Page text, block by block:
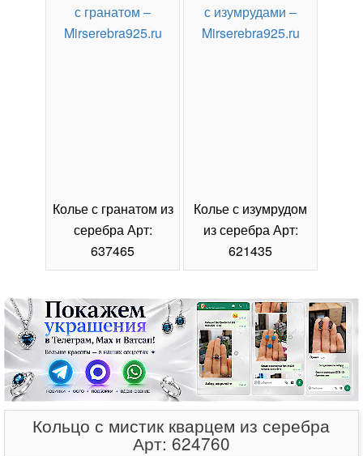
Колье с гранатом из
серебра Арт:
637465
Колье с изумрудом
из серебра Арт:
621435
Кольцо с мистик кварцем из серебра
Арт: 624760